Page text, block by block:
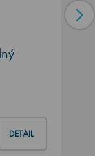
DETAIL